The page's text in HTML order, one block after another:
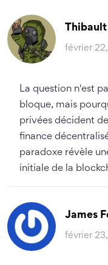
février
La question n'est
bloque, mais
privées décident
finance
paradoxe révèle
initiale de la
James
février